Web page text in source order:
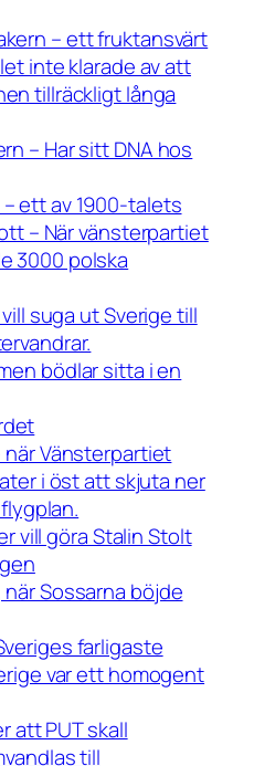
– ett fruktansvärt
inte klarade av att
tillräckligt långa
– Har sitt DNA hos
ett av 1900-talets
– När vänsterpartiet
3000 polska
suga ut Sverige till
bödlar sitta i en
Vänsterpartiet
i öst att skjuta ner
vill göra Stalin Stolt
Sossarna böjde
farligaste
var ett homogent
att PUT skall
till